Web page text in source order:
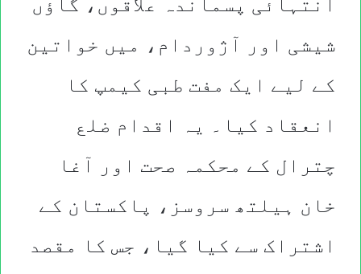
انتہائی پسماندہ علاقوں، گاؤں
شیشی اور آژوردام، میں خواتین
کے لیے ایک مفت طبی کیمپ کا
انعقاد کیا۔ یہ اقدام ضلع
چترال کے محکمہ صحت اور آغا
خان ہیلتھ سروسز، پاکستان کے
اشتراک سے کیا گیا، جس کا مقصد